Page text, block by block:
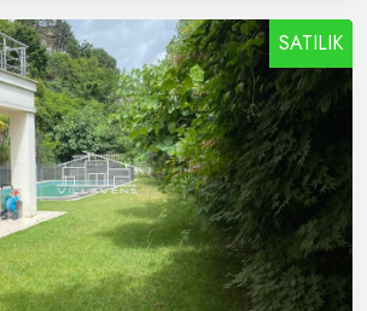
SATILIK